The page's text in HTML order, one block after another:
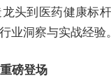
头到医药健康标
业洞察与实战经验。
磅登场